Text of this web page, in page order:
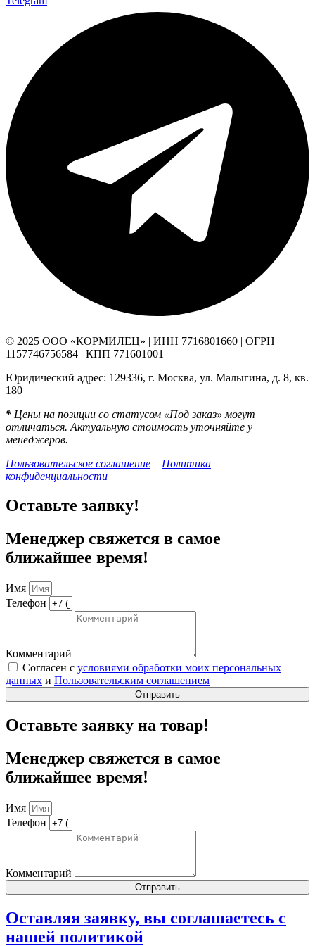
© 2025 ООО «КОРМИЛЕЦ» | ИНН 7716801660 | ОГРН
1157746756584 | КПП 771601001
Юридический адрес: 129336, г. Москва, ул. Малыгина, д. 8, кв.
180
* Цены на позиции со статусом «Под заказ» могут
отличаться. Актуальную стоимость уточняйте у
менеджеров.
Пользовательское соглашение
Политика
конфиденциальности
Оставьте заявку!
Менеджер свяжется в самое
ближайшее время!
Имя
Телефон
Комментарий
Согласен с условиями обработки моих персональных
данных и Пользовательским соглашением
Отправить
Оставьте заявку на товар!
Менеджер свяжется в самое
ближайшее время!
Имя
Телефон
Комментарий
Отправить
Оставляя заявку, вы соглашаетесь с
нашей политикой